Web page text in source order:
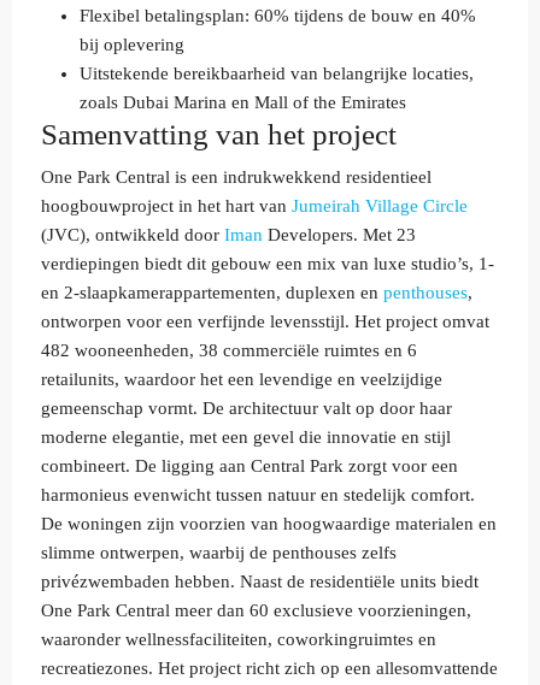
Flexibel betalingsplan: 60% tijdens de bouw en 40%
bij oplevering
Uitstekende bereikbaarheid van belangrijke locaties,
zoals Dubai Marina en Mall of the Emirates
Samenvatting van het project
One Park Central is een indrukwekkend residentieel
hoogbouwproject in het hart van Jumeirah Village Circle
(JVC), ontwikkeld door Iman Developers. Met 23
verdiepingen biedt dit gebouw een mix van luxe studio’s, 1-
en 2-slaapkamerappartementen, duplexen en penthouses,
ontworpen voor een verfijnde levensstijl. Het project omvat
482 wooneenheden, 38 commerciële ruimtes en 6
retailunits, waardoor het een levendige en veelzijdige
gemeenschap vormt. De architectuur valt op door haar
moderne elegantie, met een gevel die innovatie en stijl
combineert. De ligging aan Central Park zorgt voor een
harmonieus evenwicht tussen natuur en stedelijk comfort.
De woningen zijn voorzien van hoogwaardige materialen en
slimme ontwerpen, waarbij de penthouses zelfs
privézwembaden hebben. Naast de residentiële units biedt
One Park Central meer dan 60 exclusieve voorzieningen,
waaronder wellnessfaciliteiten, coworkingruimtes en
recreatiezones. Het project richt zich op een allesomvattende